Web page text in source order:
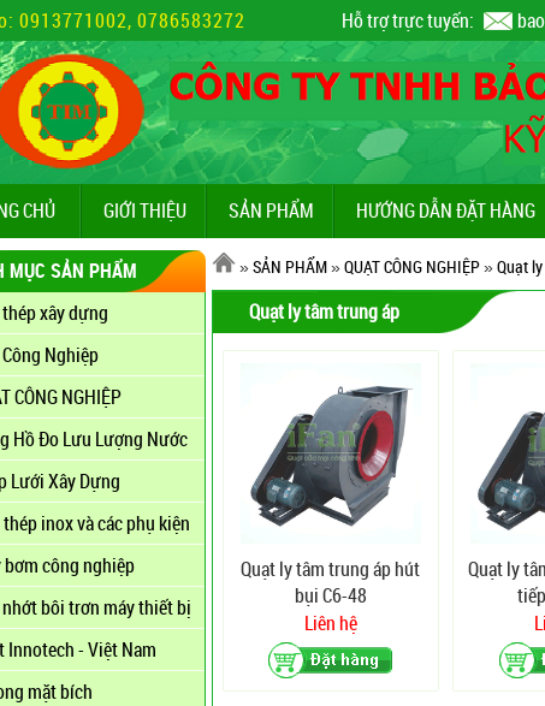
0913771002, 0786583272 Hỗ trợ trực tuyến:
CHỦ GIỚI THIỆU SẢN PHẨM HƯỚNG DẪN ĐẶT HÀNG
MỤC SẢN PHẨM
xây dựng
Nghiệp
CÔNG NGHIỆP
Hồ Đo Lưu Lượng Nước
Lưới Xây Dựng
thép inox và các phụ kiện
bơm công nghiệp
nhớt bôi trơn máy thiết bị
Innotech - Việt Nam
mặt bích
»SẢN PHẨM»QUẠT CÔNG NGHIỆP»Quạt
Quạt ly tâm trung áp
Quạt ly tâm trung áp hút
bụi C6-48
Liên hệ
Quạt ly